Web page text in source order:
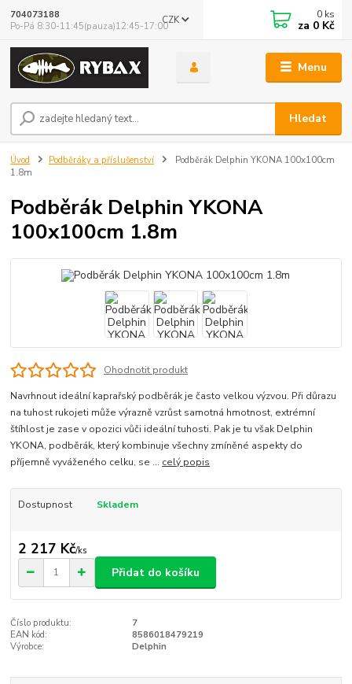
Menu
CZK
Hledat
704073188
Po-Pá 8:30-11:45(pauza)12:45-17:00
0 ks
za 0 Kč
Úvod Podběráky a příslušenství
Podběrák Delphin YKONA 100x100cm
1.8m
Podběrák Delphin YKONA
100x100cm 1.8m
Ohodnotit produkt
Navrhnout ideální kaprařský podběrák je často velkou výzvou. Při důrazu
na tuhost rukojeti může výrazně vzrůst samotná hmotnost, extrémní
štíhlost je zase v opozici vůči ideální tuhosti. Pak je tu však Delphin
YKONA, podběrák, který kombinuje všechny zmíněné aspekty do
příjemně vyváženého celku, se ... celý popis
Dostupnost Skladem
2 217 Kč/ks
Přidat do košíku
Číslo produktu:
7
EAN kód:
8586018479219
Výrobce:
Delphin